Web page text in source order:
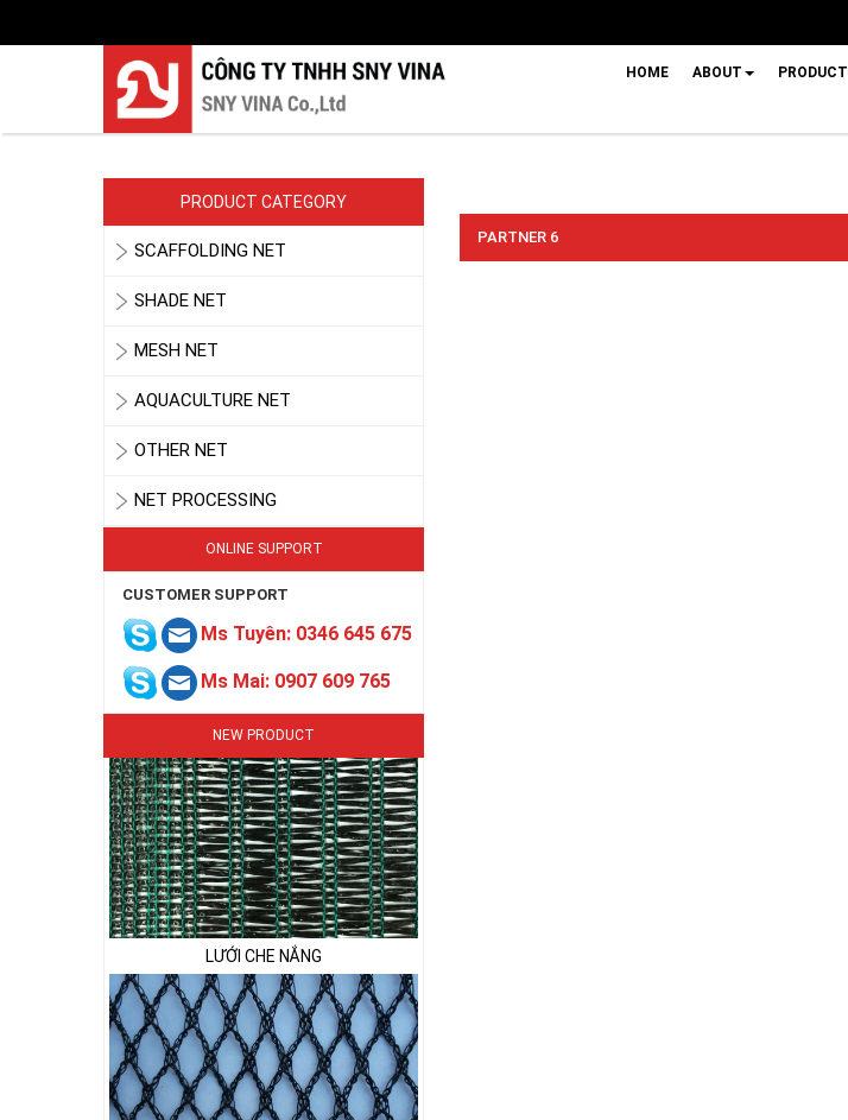
HOME ABOUT PRODUCT
PRODUCT CATEGORY
SCAFFOLDING NET
SHADE NET
MESH NET
AQUACULTURE NET
OTHER NET
NET PROCESSING
ONLINE SUPPORT
CUSTOMER SUPPORT
Ms Tuyên: 0346 645 675
Ms Mai: 0907 609 765
NEW PRODUCT
LƯỚI CHE NẮNG
PARTNER 6